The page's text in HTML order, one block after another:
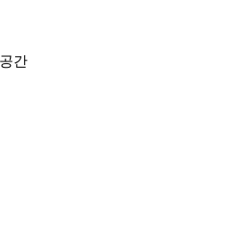
간